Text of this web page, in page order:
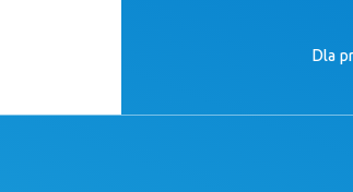
Dla